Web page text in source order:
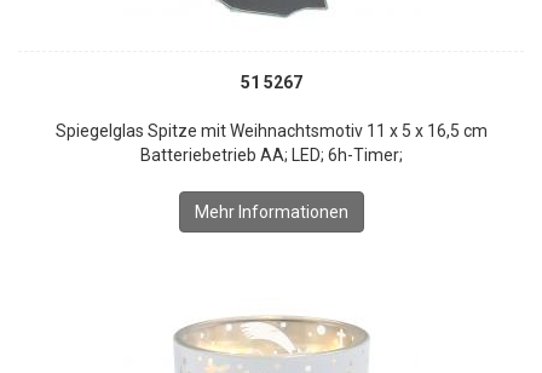
51 5267
Spiegelglas Spitze mit Weihnachtsmotiv 11 x 5 x 16,5 cm
Batteriebetrieb AA; LED; 6h-Timer;
Mehr Informationen